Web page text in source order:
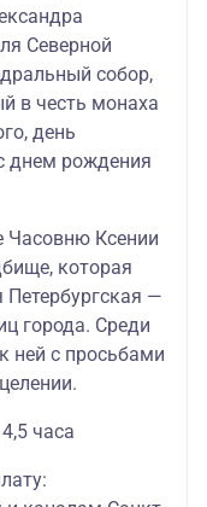
Северной
собор,
в честь монаха
день
днем рождения
Часовню Ксении
которая
Петербургская —
города. Среди
ней с просьбами
4,5 часа